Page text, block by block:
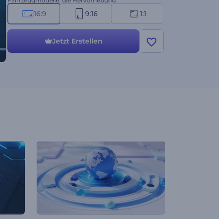
technologischer Fortschritte, die Vorstellung der
Fähigkeiten eines Autos usw. Jetzt erstellen!
16:9 9:16 1:1
Jetzt Erstellen